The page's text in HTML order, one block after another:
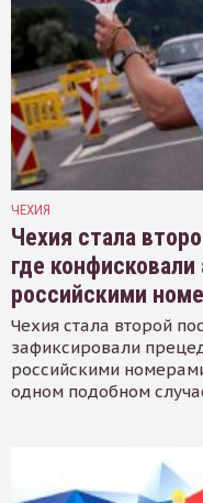
ЧЕХИЯ
Чехия стала
где
российскими
Чехия стала второй
зафиксировали
российскими
одном подобном